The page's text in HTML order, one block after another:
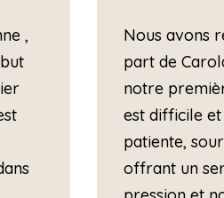
,
Nous avons
part de
notre
est difficile
patiente,
offrant un